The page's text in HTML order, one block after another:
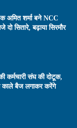
अमित शर्मा बने NCC
सितारे, बढ़ाया सिरमौर
कर्मचारी संघ की दोटूक,
काले बैज लगाकर करेंगे